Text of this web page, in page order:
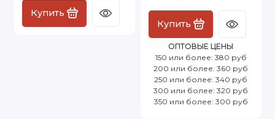
Купить
Купить
ОПТОВЫЕ ЦЕНЫ
150 или более: 380 руб
200 или более: 360 руб
250 или более: 340 руб
300 или более: 320 руб
350 или более: 300 руб